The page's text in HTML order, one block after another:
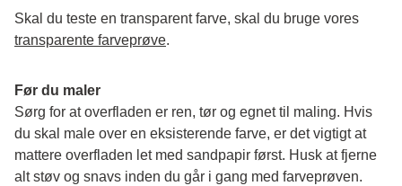
transparente farveprøve.
Før du maler
Sørg for at overfladen er ren, tør og egnet til maling. Hvis
du skal male over en eksisterende farve, er det vigtigt at
mattere overfladen let med sandpapir først. Husk at fjerne
alt støv og snavs inden du går i gang med farveprøven.